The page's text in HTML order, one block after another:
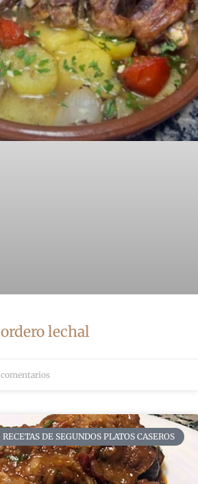
lechal
RECETAS DE SEGUNDOS PLATOS CASEROS